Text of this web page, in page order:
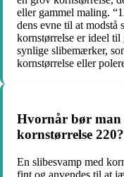
eller gammel maling.
dens evne til at modstå
kornstørrelse er ideel til
synlige slibemærker,
kornstørrelse eller
Hvornår bør man
kornstørrelse 220?
En slibesvamp med
fint og anvendes til at